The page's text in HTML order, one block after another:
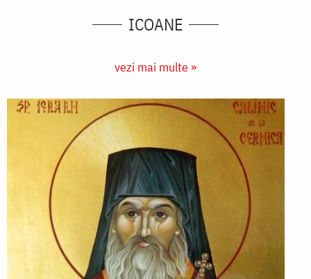
ICOANE
vezi mai multe »